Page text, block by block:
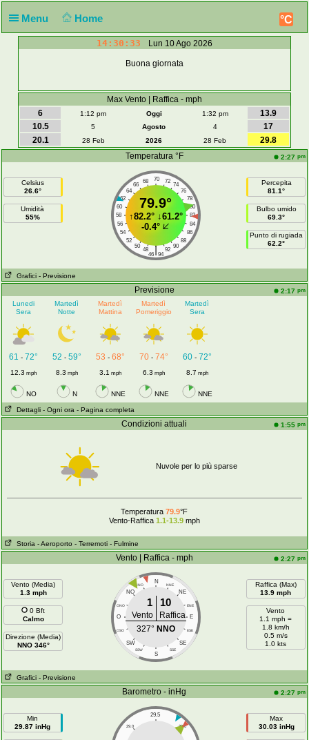
Menu Home °C
14:30:33 Lun 10 Ago 2026
Buona giornata
Max Vento | Raffica - mph
6
1:12 pm Oggi 1:32 pm
13.9
10.5
5 Agosto 4
17
20.1
28 Feb 2026 28 Feb
29.8
Temperatura °F
2:27 pm
Celsius
26.6°
Umidità
55%
70
68 72
66
74
64
76
62
78
60
80
58
82
56
84
54
86
52
88
50
90
48 92
|
46 94
79.9°
↑82.2°↓61.2°
-0.4°
Percepita
81.1°
Bulbo umido
69.3°
Punto di rugiada
62.2°
Grafici - Previsione
Previsione 2:17 pm
Lunedi
Sera
Martedì
Notte
Martedì
Mattina
Martedì
Pomeriggio
Martedì
Sera
61 - 72° 52 - 59° 53 - 68° 70- 74° 60- 72°
12.3 mph 8.3 mph 3.1 mph 6.3 mph 8.7 mph
NO N NNE NNE NNE
Dettagli - Ogni ora - Pagina completa
Condizioni attuali 1:55 pm
Nuvole per lo più sparse
Temperatura79.9°F
Vento-Raffica 1.1-13.9mph
Storia - Aeroporto - Terremoti - Fulmine
Vento | Raffica - mph 2:27 pm
Vento (Media)
1.3 mph
0 Bft
Calmo
Direzione (Media)
NNO 346°
N
NNO NNE
NO NE
ONO ENE
O E
OSO ESE
SW SE
SSW SSE
S
1 10
Vento
Raffica
327° NNO
Raffica (Max)
13.9 mph
Vento
1.1 mph =
1.8 km/h
0.5 m/s
1.0 kts
Grafici - Previsione
Barometro - inHg 2:27 pm
Min
29.87 inHg
29.5
29.0 30.0
Max
30.03 inHg